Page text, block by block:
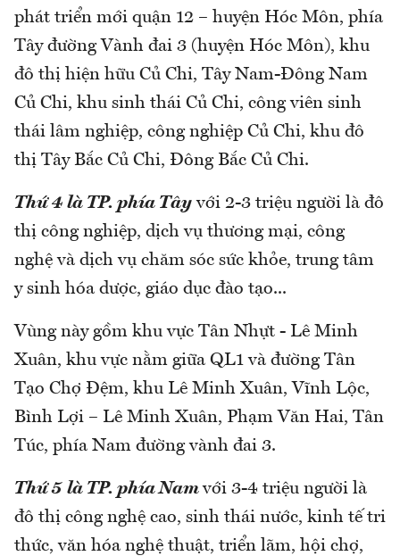
phát triển mới quận 12 – huyện Hóc Môn, phía
Tây đường Vành đai 3 (huyện Hóc Môn), khu
đô thị hiện hữu Củ Chi, Tây Nam-Đông Nam
Củ Chi, khu sinh thái Củ Chi, công viên sinh
thái lâm nghiệp, công nghiệp Củ Chi, khu đô
thị Tây Bắc Củ Chi, Đông Bắc Củ Chi.
Thứ 4 là TP. phía Tây với 2-3 triệu người là đô
thị công nghiệp, dịch vụ thương mại, công
nghệ và dịch vụ chăm sóc sức khỏe, trung tâm
y sinh hóa dược, giáo dục đào tạo...
Vùng này gồm khu vực Tân Nhựt - Lê Minh
Xuân, khu vực nằm giữa QL1 và đường Tân
Tạo Chợ Đệm, khu Lê Minh Xuân, Vĩnh Lộc,
Bình Lợi – Lê Minh Xuân, Phạm Văn Hai, Tân
Túc, phía Nam đường vành đai 3.
Thứ 5 là TP. phía Nam với 3-4 triệu người là
đô thị công nghệ cao, sinh thái nước, kinh tế tri
thức, văn hóa nghệ thuật, triển lãm, hội chợ,